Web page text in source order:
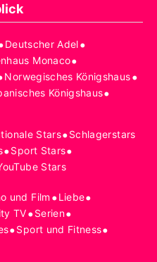
Deutscher Adel•
Monaco•
Norwegisches Königshaus•
Königshaus•
Stars•Schlagerstars
•Sport Stars•
Stars
und Film •Liebe•
TV•Serien•
•Sport und Fitness•